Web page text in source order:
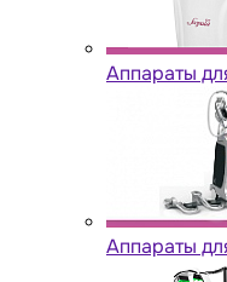
Аппараты
Аппараты